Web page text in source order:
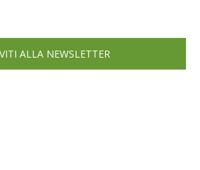
ALLA NEWSLETTER